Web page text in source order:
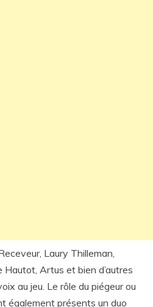
Laury Thilleman,
Artus et bien d’autres
au jeu. Le rôle du piégeur ou
également présents un duo